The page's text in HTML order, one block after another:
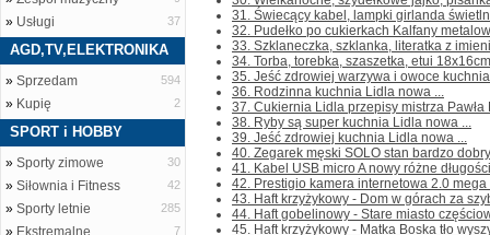
» Usługi 37
AGD,TV,ELEKTRONIKA
» Sprzedam 594
» Kupię 2
SPORT i HOBBY
» Sporty zimowe 30
» Siłownia i Fitness 42
» Sporty letnie 285
» Ekstremalne 7
31. Świecący kabel, lampki girlanda
32. Pudełko po cukierkach Kalfany
33. Szklaneczka, szklanka, literatka z
34. Torba, torebka, szaszetka, etui
35. Jeść zdrowiej warzywa i owoce
36. Rodzinna kuchnia Lidla nowa ...
37. Cukiernia Lidla przepisy mistrza Pawła
38. Ryby są super kuchnia Lidla nowa ...
39. Jeść zdrowiej kuchnia Lidla nowa ...
40. Zegarek męski SOLO stan bardzo
41. Kabel USB micro A nowy różne
42. Prestigio kamera internetowa 2.0
43. Haft krzyżykowy - Dom w górach za
44. Haft gobelinowy - Stare miasto
45. Haft krzyżykowy - Matka Boska tło